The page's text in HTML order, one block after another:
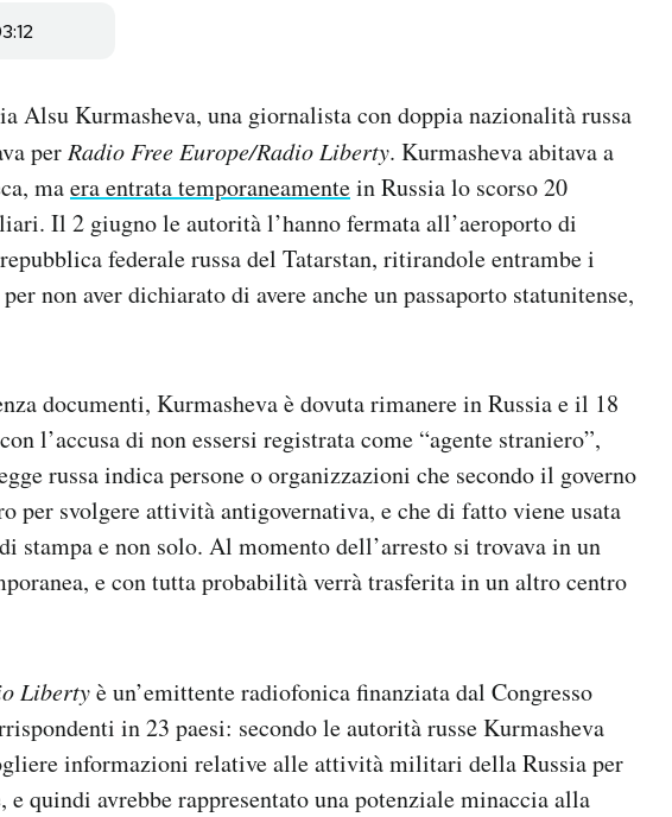
Alsu Kurmasheva, una giornalista con doppia nazionalità russa
perRadio Free Europe/Radio Liberty. Kurmasheva abitava a
maera entrata temporaneamentein Russia lo scorso 20
Il 2 giugno le autorità l’hanno fermata all’aeroporto di
federale russa del Tatarstan, ritirandole entrambe i
non aver dichiarato di avere anche un passaporto statunitense,
documenti, Kurmasheva è dovuta rimanere in Russia e il 18
l’accusa di non essersi registrata come “agente straniero”,
russa indica persone o organizzazioni che secondo il governo
per svolgere attività antigovernativa, e che di fatto viene usata
stampa e non solo. Al momento dell’arresto si trovava in un
e con tutta probabilità verrà trasferita in un altro centro
Libertyè un’emittente radiofonica finanziata dal Congresso
in 23 paesi: secondo le autorità russe Kurmasheva
informazioni relative alle attività militari della Russia per
quindi avrebbe rappresentato una potenziale minaccia alla